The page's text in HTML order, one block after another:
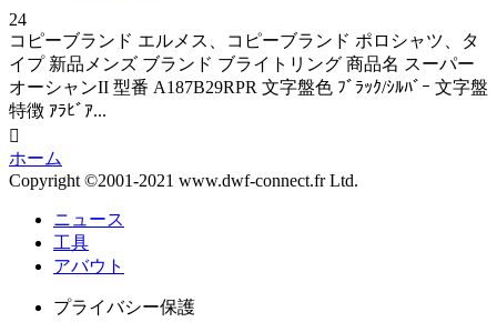
24
コピーブランド エルメス、コピーブランド ポロシャツ、タ
イプ 新品メンズ ブランド ブライトリング 商品名 スーパー
オーシャンII 型番 A187B29RPR 文字盤色 ﾌﾞﾗｯｸ/ｼﾙﾊﾞｰ 文字盤
特徴 ｱﾗﾋﾞｱ...

ホーム
Copyright ©2001-2021 www.dwf-connect.fr Ltd.
ニュース
工具
アバウト
プライバシー保護